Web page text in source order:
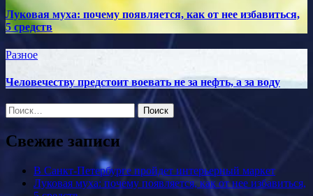
Луковая муха: почему появляется, как от нее избавиться,
5 средств
Разное
Человечеству предстоит воевать не за нефть, а за воду
Найти:
Свежие записи
В Санкт-Петербурге пройдет интерьерный маркет
Луковая муха: почему появляется, как от нее избавиться,